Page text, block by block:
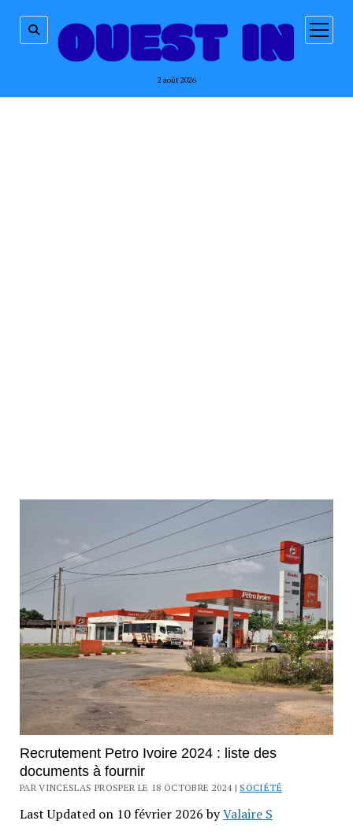
2 août 2026
ouvrir
menu
Recrutement Petro Ivoire 2024 : liste des
documents à fournir
PAR VINCESLAS PROSPER LE 18 OCTOBRE 2024 | SOCIÉTÉ
Last Updated on 10 février 2026 byValaire S